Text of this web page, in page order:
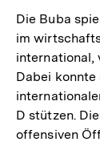
Die Buba
im
international,
Dabei konnte
D stützen.
offensiven